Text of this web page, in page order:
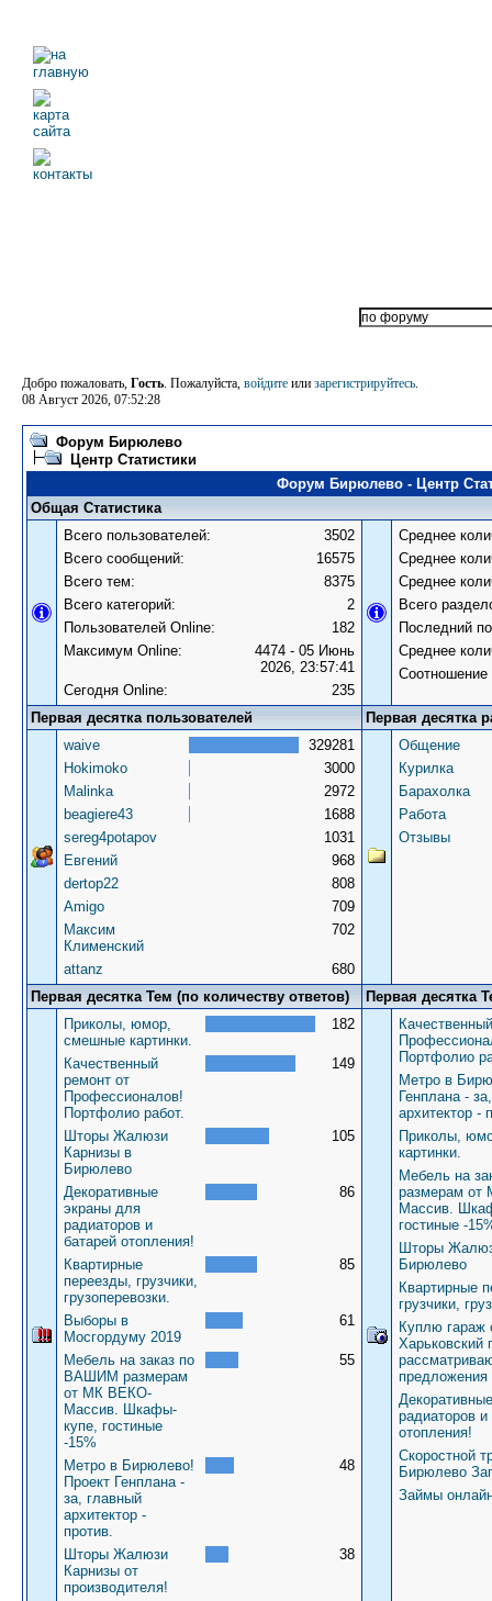
Добро пожаловать, Гость. Пожалуйста, войдите или зарегистрируйтесь.
08 Август 2026, 07:52:28
Форум Бирюлево
Центр Статистики
Форум Бирюлево - Центр
Общая Статистика
Всего пользователей:
3502
Всего сообщений:
16575
Всего тем:
8375
Всего категорий:
2
Пользователей Online:
182
Максимум Online:
4474 - 05 Июнь
2026, 23:57:41
Сегодня Online:
235
Среднее
Среднее
Среднее
Всего
Последний
Среднее
Первая десятка пользователей
Первая десятка
waive
329281
Hokimoko
3000
Malinka
2972
beagiere43
1688
sereg4potapov
1031
Евгений
968
dertop22
808
Amigo
709
Максим
Клименский
702
attanz 680
Общение
Курилка
Барахолка
Работа
Отзывы
Первая десятка Тем (по количеству ответов)
Первая десятка
Приколы, юмор,
смешные картинки.
182
Качественный
ремонт от
Профессионалов!
Портфолио работ.
149
Шторы Жалюзи
Карнизы в
Бирюлево
105
Декоративные
экраны для
радиаторов и
батарей отопления!
86
Квартирные
переезды, грузчики,
грузоперевозки.
85
Выборы в
Мосгордуму 2019
61
Мебель на заказ по
ВАШИМ размерам
от МК ВЕКО-
Массив. Шкафы-
купе, гостиные
-15%
55
Метро в Бирюлево!
Проект Генплана -
за, главный
архитектор -
против.
48
Шторы Жалюзи
Карнизы от
производителя!
38
Портфолио
Метро в
Генплана -
архитектор -
Приколы,
картинки.
Мебель на
размерам
Массив.
гостиные -
Шторы
Бирюлево
Квартирные
грузчики,
Куплю гараж
Харьковский
предложения
радиаторов и
отопления!
Скоростной
Бирюлево
Займы